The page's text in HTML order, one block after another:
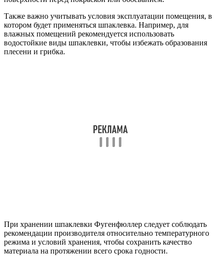
Также важно учитывать условия эксплуатации помещения, в
котором будет применяться шпаклевка. Например, для
влажных помещений рекомендуется использовать
водостойкие виды шпаклевки, чтобы избежать образования
плесени и грибка.
При хранении шпаклевки Фугенфюллер следует соблюдать
рекомендации производителя относительно температурного
режима и условий хранения, чтобы сохранить качество
материала на протяжении всего срока годности.